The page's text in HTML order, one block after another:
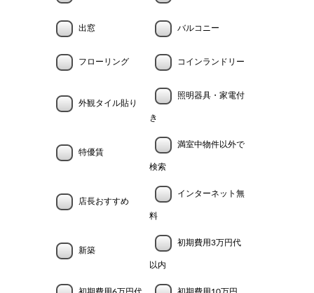
出窓 バルコニー
フローリング コインランドリー
外観タイル貼り
照明器具・家電付
き
特優賃
満室中物件以外で
検索
店長おすすめ
インターネット無
料
新築
初期費用3万円代
以内